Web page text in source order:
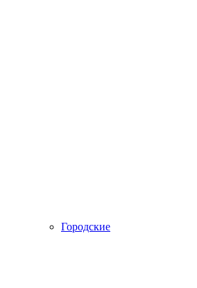
Городские